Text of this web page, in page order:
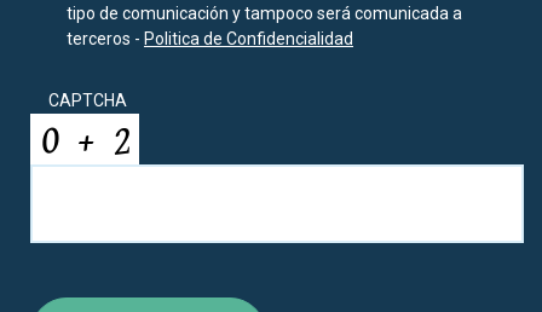
tipo de comunicación y tampoco será comunicada a
terceros - Politica de Confidencialidad
CAPTCHA